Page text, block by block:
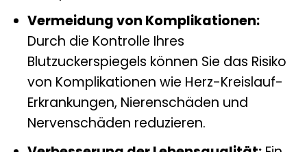
Vermeidung von Komplikationen:
Durch die Kontrolle Ihres
Blutzuckerspiegels können Sie das Risiko
von Komplikationen wie Herz-Kreislauf-
Erkrankungen, Nierenschäden und
Nervenschäden reduzieren.